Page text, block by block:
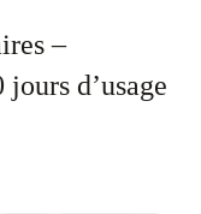
–
jours d’usage